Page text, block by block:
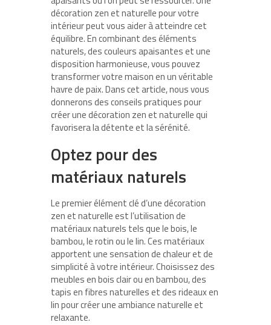
décoration zen et naturelle pour votre
intérieur peut vous aider à atteindre cet
équilibre. En combinant des éléments
naturels, des couleurs apaisantes et une
disposition harmonieuse, vous pouvez
transformer votre maison en un véritable
havre de paix. Dans cet article, nous vous
donnerons des conseils pratiques pour
créer une décoration zen et naturelle qui
favorisera la détente et la sérénité.
Optez pour des
matériaux naturels
Le premier élément clé d’une décoration
zen et naturelle est l’utilisation de
matériaux naturels tels que le bois, le
bambou, le rotin ou le lin. Ces matériaux
apportent une sensation de chaleur et de
simplicité à votre intérieur. Choisissez des
meubles en bois clair ou en bambou, des
tapis en fibres naturelles et des rideaux en
lin pour créer une ambiance naturelle et
relaxante.